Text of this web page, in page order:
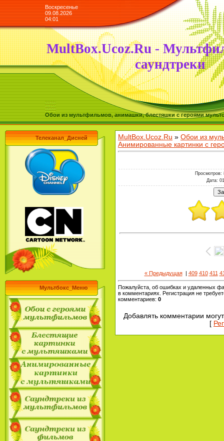
Воскресенье
09.08.2026
04:01
MultBox.Ucoz.Ru -
саундтреки
Обои из мультфильмов, анимашки, блестяшки с героями
Телеканал_Дисней
Мультбокс_Меню
MultBox.Ucoz.Ru » Обои из
Анимированные картинки с
Просмотров:
Дата:
« Предыдущая| 409 410 411
Пожалуйста, об ошибках и удаленных
в комментариях. Регистрация не
комментариев: 0
Добавлять комментарии
[